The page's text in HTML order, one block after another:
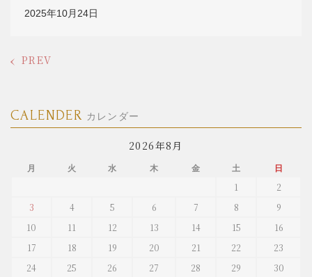
2025年10月24日
PREV
CALENDER カレンダー
2026年8月
月 火 水 木 金 土 日
1
2
3
4 5 6 7 8
9
10
11 12 13 14 15
16
17
18 19 20 21 22
23
24
25 26 27 28 29
30